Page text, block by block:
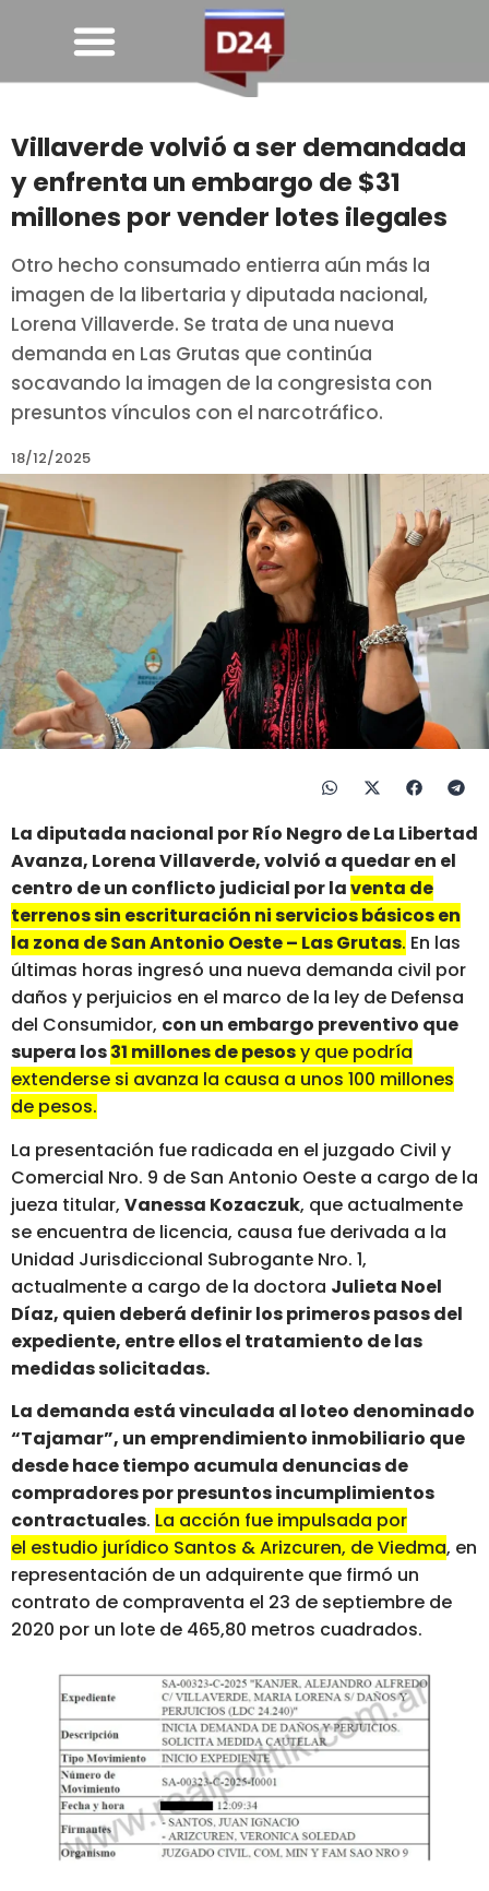
Villaverde volvió a ser demandada
y enfrenta un embargo de $31
millones por vender lotes ilegales
Otro hecho consumado entierra aún más la
imagen de la libertaria y diputada nacional,
Lorena Villaverde. Se trata de una nueva
demanda en Las Grutas que continúa
socavando la imagen de la congresista con
presuntos vínculos con el narcotráfico.
18/12/2025
La diputada nacional por Río Negro de La Libertad
Avanza, Lorena Villaverde, volvió a quedar en el
centro de un conflicto judicial por laventa de
terrenos sin escrituración ni servicios básicos en
la zona de San Antonio Oeste – Las Grutas. En las
últimas horas ingresó una nueva demanda civil por
daños y perjuicios en el marco de la ley de Defensa
del Consumidor, con un embargo preventivo que
supera los31 millones de pesosy que podría
extenderse si avanza la causa a unos 100 millones
de pesos.
La presentación fue radicada en el juzgado Civil y
Comercial Nro. 9 de San Antonio Oeste a cargo de la
jueza titular, Vanessa Kozaczuk, que actualmente
se encuentra de licencia, causa fue derivada a la
Unidad Jurisdiccional Subrogante Nro. 1,
actualmente a cargo de la doctora Julieta Noel
Díaz, quien deberá definir los primeros pasos del
expediente, entre ellos el tratamiento de las
medidas solicitadas.
La demanda está vinculada al loteo denominado
“Tajamar”, un emprendimiento inmobiliario que
desde hace tiempo acumula denuncias de
compradores por presuntos incumplimientos
contractuales. La acción fue impulsada por
el estudio jurídico Santos & Arizcuren, de Viedma, en
representación de un adquirente que firmó un
contrato de compraventa el 23 de septiembre de
2020 por un lote de 465,80 metros cuadrados.